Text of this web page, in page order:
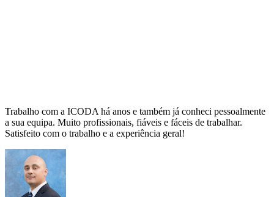
Trabalho com a ICODA há anos e também já conheci pessoalmente
a sua equipa. Muito profissionais, fiáveis e fáceis de trabalhar.
Satisfeito com o trabalho e a experiência geral!